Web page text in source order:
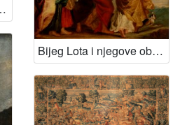
1635.
Bijeg Lota i njegove obitelji iz Sodome